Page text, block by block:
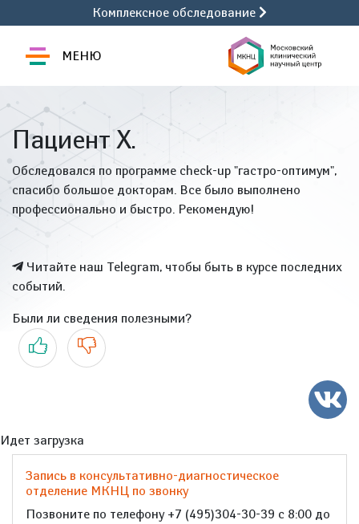
Комплексное обследование
МЕНЮ
Пациент Х.
Обследовался по программе check-up "гастро-оптимум",
спасибо большое докторам. Все было выполнено
профессионально и быстро. Рекомендую!
Читайте наш Telegram, чтобы быть в курсе последних
событий.
Были ли сведения полезными?
Да Нет
Идет загрузка
Запись в консультативно-диагностическое
отделение МКНЦ по звонку
Позвоните по телефону +7 (495)304-30-39 с 8:00 до